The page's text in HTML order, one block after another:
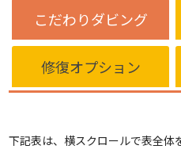
まで
※アルバムの製本タイプは
（フエルアルバム）タ
こだわりダビング
下記表は、横スクロールで表全体
修復オプション